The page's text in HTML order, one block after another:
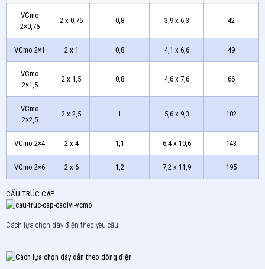
VCmo
2×0,75
2 x 0,75 0,8 3,9 x 6,3 42
VCmo 2×1 2 x 1 0,8 4,1 x 6,6 49
VCmo
2×1,5
2 x 1,5 0,8 4,6 x 7,6 66
VCmo
2×2,5
2 x 2,5 1 5,6 x 9,3 102
VCmo 2×4 2 x 4 1,1 6,4 x 10,6 143
VCmo 2×6 2 x 6 1,2 7,2 x 11,9 195
CẤU TRÚC CÁP
Cách lựa chọn dây điện theo yêu cầu